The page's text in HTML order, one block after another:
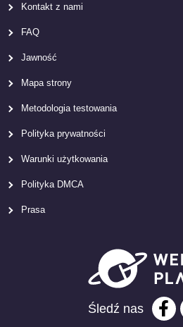
Kontakt z nami
FAQ
Jawność
Mapa strony
Metodologia testowania
Polityka prywatności
Warunki użytkowania
Polityka DMCA
Prasa
Śledź nas